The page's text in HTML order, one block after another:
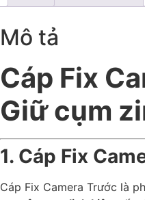
Mô tả
Cáp Fix
Giữ cụm
1. Cáp Fix
Cáp Fix Camera Trước là